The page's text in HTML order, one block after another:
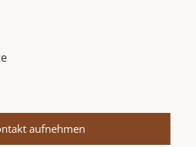
aufnehmen